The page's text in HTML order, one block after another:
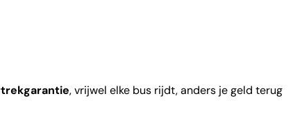
, vrijwel elke bus rijdt, anders je geld terug